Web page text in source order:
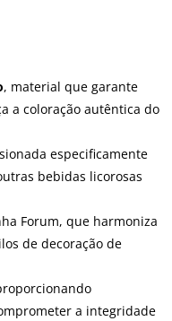
, material que garante
a coloração autêntica do
especificamente
bebidas licorosas
Forum, que harmoniza
de decoração de
a integridade